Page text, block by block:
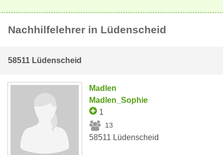
Nachhilfelehrer in Lüdenscheid
58511 Lüdenscheid
Madlen
Madlen_Sophie
1
13
58511 Lüdenscheid